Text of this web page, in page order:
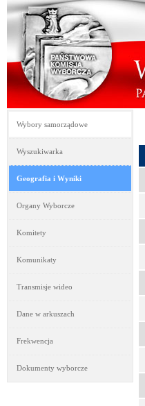
Wybory samorządowe
Wyszukiwarka
Geografia i Wyniki
Organy Wyborcze
Komitety
Komunikaty
Transmisje wideo
Dane w arkuszach
Frekwencja
Dokumenty wyborcze